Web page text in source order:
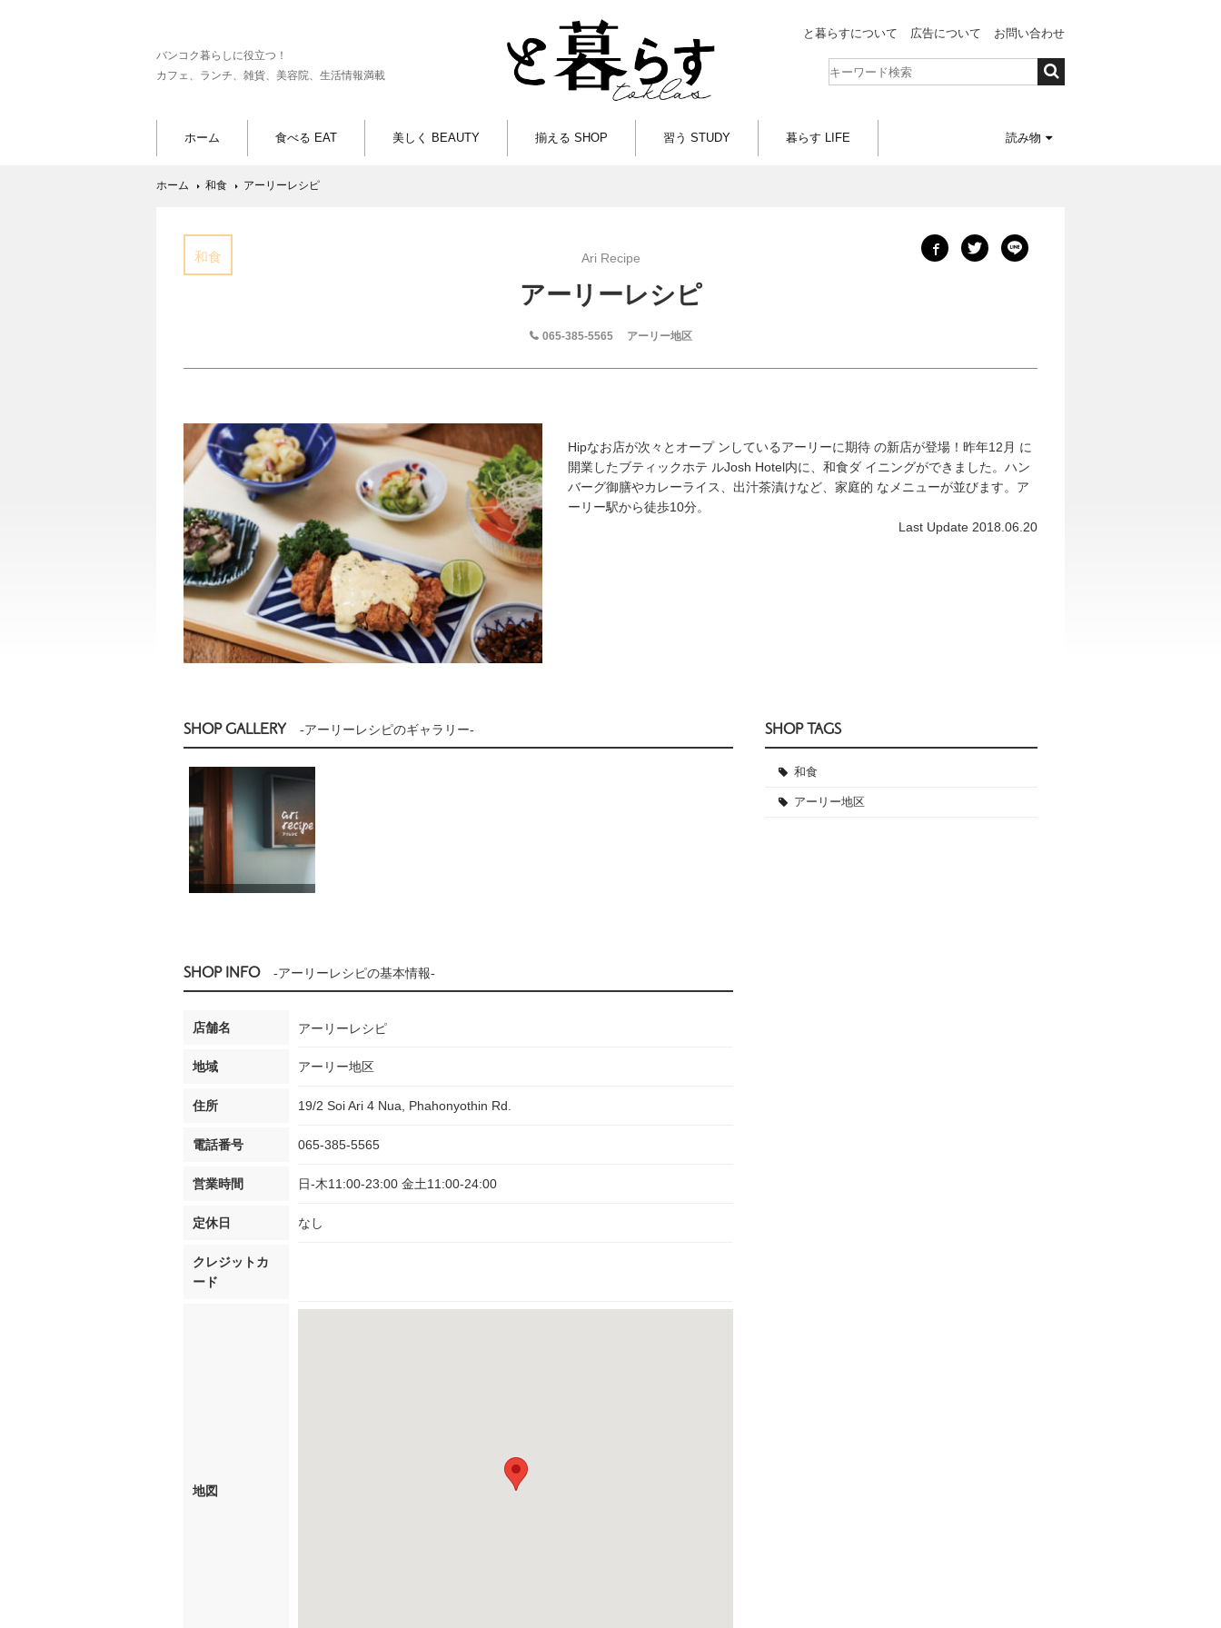
バンコク暮らしに役立つ！
カフェ、ランチ、雑貨、美容院、生活情報満載
と暮らすについて 広告について お問い合わせ
ホーム 食べる EAT 美しく BEAUTY 揃える SHOP 習う STUDY 暮らす LIFE 読み物
ホーム 和食 アーリーレシピ
和食 Ari Recipe
アーリーレシピ
065-385-5565 アーリー地区
Hipなお店が次々とオープ ンしているアーリーに期待 の新店が登場！昨年12月 に
開業したブティックホテ ルJosh Hotel内に、和食ダ イニングができました。ハン
バーグ御膳やカレーライス、出汁茶漬けなど、家庭的 なメニューが並びます。ア
ーリー駅から徒歩10分。
Last Update 2018.06.20
SHOP GALLERY -アーリーレシピのギャラリー-
SHOP INFO -アーリーレシピの基本情報-
店舗名 アーリーレシピ
地域 アーリー地区
住所 19/2 Soi Ari 4 Nua, Phahonyothin Rd.
電話番号 065-385-5565
営業時間 日-木11:00-23:00 金土11:00-24:00
定休日 なし
クレジットカ
ード
地図
SHOP TAGS
和食
アーリー地区